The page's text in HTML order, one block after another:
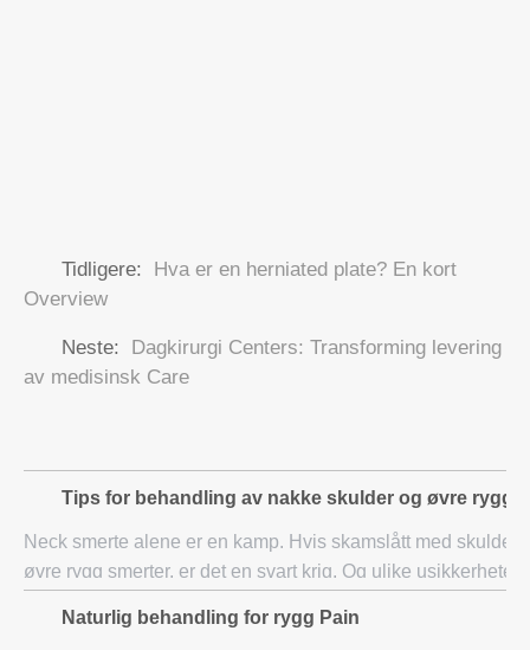
Tidligere:
Hva er en herniated plate? En kort
Overview
Neste:
Dagkirurgi Centers: Transforming levering
av medisinsk Care
Tips for behandling av nakke skulder og øvre rygg
Neck smerte alene er en kamp. Hvis skamslått med skulder
øvre rygg smerter, er det en svart krig. Og ulike usikkerheter
faktisk. Å
Naturlig behandling for rygg Pain